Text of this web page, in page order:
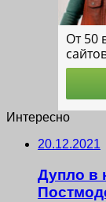
Интересно
20.12.2021
Дупло в